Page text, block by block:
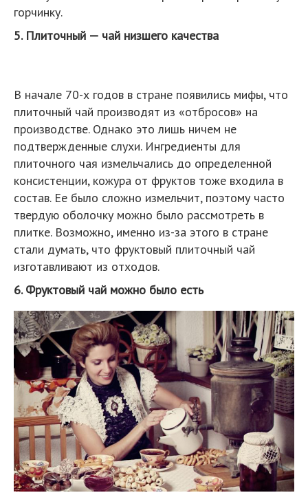
горчинку.
5. Плиточный — чай низшего качества
В начале 70-х годов в стране появились мифы, что
плиточный чай производят из «отбросов» на
производстве. Однако это лишь ничем не
подтвержденные слухи. Ингредиенты для
плиточного чая измельчались до определенной
консистенции, кожура от фруктов тоже входила в
состав. Ее было сложно измельчит, поэтому часто
твердую оболочку можно было рассмотреть в
плитке. Возможно, именно из-за этого в стране
стали думать, что фруктовый плиточный чай
изготавливают из отходов.
6. Фруктовый чай можно было есть